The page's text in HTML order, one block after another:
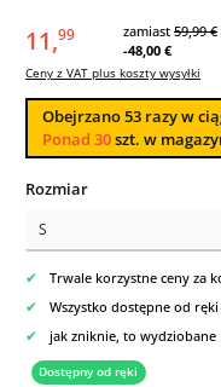
11,99 zamiast 59,99 €
-48,00 €
Ceny z VAT plus koszty wysyłki
Obejrzano53 razy w
Ponad 30szt. w
Wybierz
Rozmiar
✔ Trwale korzystne ceny za
✔ Wszystko dostępne od ręki
✔ jak zniknie, to wydziobane
Dostępny od ręki